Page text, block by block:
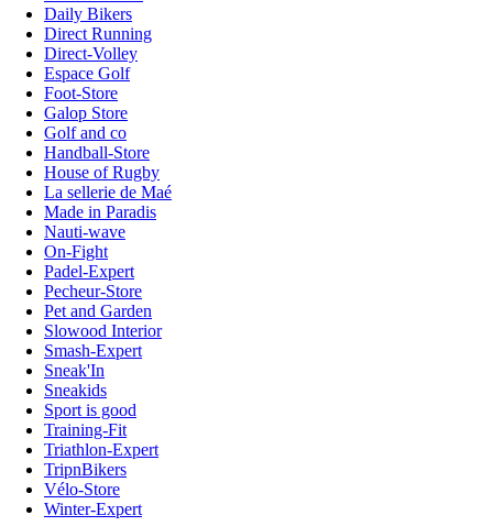
Daily Bikers
Direct Running
Direct-Volley
Espace Golf
Foot-Store
Galop Store
Golf and co
Handball-Store
House of Rugby
La sellerie de Maé
Made in Paradis
Nauti-wave
On-Fight
Padel-Expert
Pecheur-Store
Pet and Garden
Slowood Interior
Smash-Expert
Sneak'In
Sneakids
Sport is good
Training-Fit
Triathlon-Expert
TripnBikers
Vélo-Store
Winter-Expert